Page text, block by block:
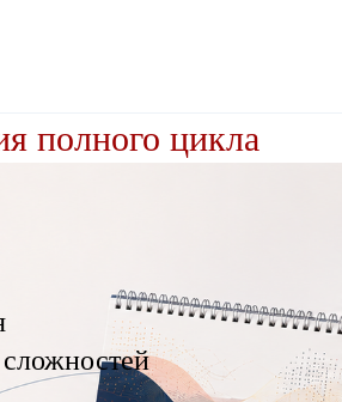
полного цикла